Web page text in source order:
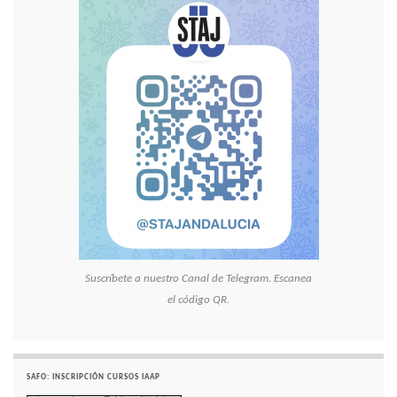
Suscríbete a nuestro Canal de Telegram. Escanea
el código QR.
SAFO: INSCRIPCIÓN CURSOS IAAP